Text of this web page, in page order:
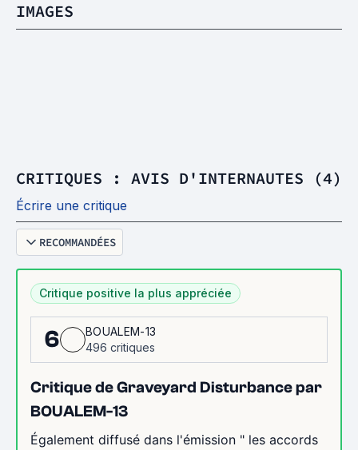
IMAGES
CRITIQUES : AVIS D'INTERNAUTES (4)
Écrire une critique
RECOMMANDÉES
Critique positive la plus appréciée
6
BOUALEM-13
496 critiques
Critique de Graveyard Disturbance par
BOUALEM-13
Également diffusé dans l'émission " les accords